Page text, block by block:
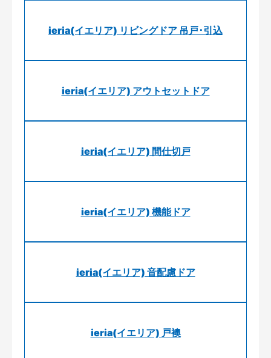
ieria(イエリア) リビングドア 吊戸･引込
ieria(イエリア) アウトセットドア
ieria(イエリア) 間仕切戸
ieria(イエリア) 機能ドア
ieria(イエリア) 音配慮ドア
ieria(イエリア) 戸襖